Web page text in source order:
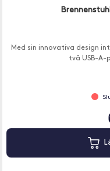
Med sin innovativa design
två USB-